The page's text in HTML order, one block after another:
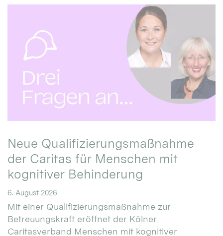
Neue Qualifizierungsmaßnahme
der Caritas für Menschen mit
kognitiver Behinderung
6. August 2026
Mit einer Qualifizierungsmaßnahme zur
Betreuungskraft eröffnet der Kölner
Caritasverband Menschen mit kognitiver